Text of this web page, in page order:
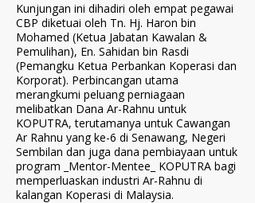
Kunjungan ini dihadiri oleh empat pegawai
CBP diketuai oleh Tn. Hj. Haron bin
Mohamed (Ketua Jabatan Kawalan &
Pemulihan), En. Sahidan bin Rasdi
(Pemangku Ketua Perbankan Koperasi dan
Korporat). Perbincangan utama
merangkumi peluang perniagaan
melibatkan Dana Ar-Rahnu untuk
KOPUTRA, terutamanya untuk Cawangan
Ar Rahnu yang ke-6 di Senawang, Negeri
Sembilan dan juga dana pembiayaan untuk
program _Mentor-Mentee_ KOPUTRA bagi
memperluaskan industri Ar-Rahnu di
kalangan Koperasi di Malaysia.